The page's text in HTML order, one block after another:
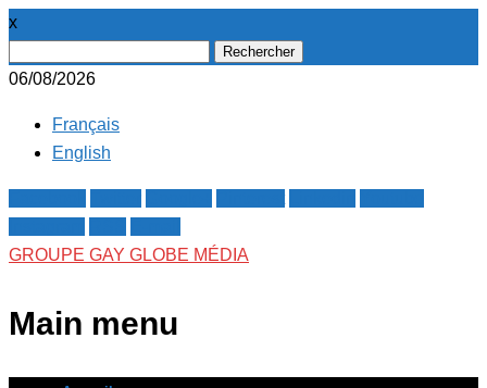
x
06/08/2026
Français
English
GROUPE GAY GLOBE MÉDIA
Main menu